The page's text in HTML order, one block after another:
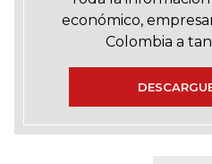
económico,
Colombia a